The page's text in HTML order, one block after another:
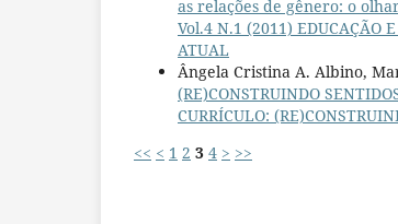
as relações de gênero: o
Vol.4 N.1 (2011) EDUCAÇÃO
ATUAL
Ângela Cristina A. Albino,
(RE)CONSTRUINDO
CURRÍCULO:
<< < 1 2 3 4 > >>